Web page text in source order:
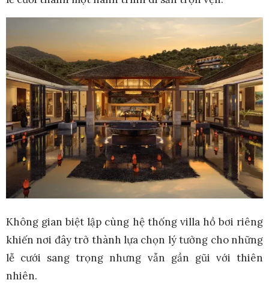
Không gian biệt lập cùng hệ thống villa hồ bơi riêng
khiến nơi đây trở thành lựa chọn lý tưởng cho những
lễ cưới sang trọng nhưng vẫn gần gũi với thiên
nhiên.